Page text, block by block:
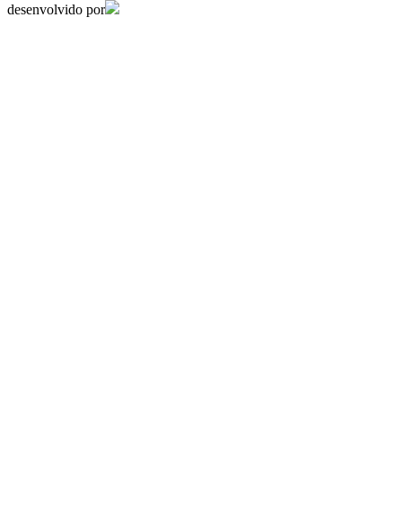
desenvolvido por